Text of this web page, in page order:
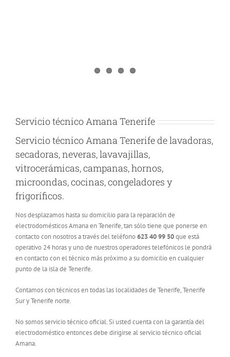
Servicio técnico Amana Tenerife
Servicio técnico Amana Tenerife de lavadoras,
secadoras, neveras, lavavajillas,
vitrocerámicas, campanas, hornos,
microondas, cocinas, congeladores y
frigoríficos.
Nos desplazamos hasta su domicilio para la reparación de
electrodomésticos Amana en Tenerife, tan sólo tiene que ponerse en
contacto con nosotros a través del teléfono623 40 99 50que está
operativo 24 horas y uno de nuestros operadores telefónicos le pondrá
en contacto con el técnico más próximo a su domicilio en cualquier
punto de la isla de Tenerife.
Contamos con técnicos en todas las localidades de Tenerife, Tenerife
Sur y Tenerife norte.
No somos servicio técnico oficial. Si usted cuenta con la garantía del
electrodoméstico entonces debe dirigirse al servicio técnico oficial
Amana.